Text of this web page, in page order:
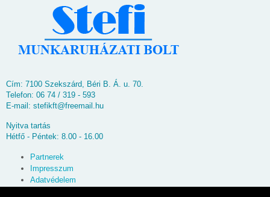
Cím: 7100 Szekszárd, Béri B. Á. u. 70.
Telefon: 06 74 / 319 - 593
E-mail: stefikft@freemail.hu
Nyitva tartás
Hétfő - Péntek: 8.00 - 16.00
Partnerek
Impresszum
Adatvédelem